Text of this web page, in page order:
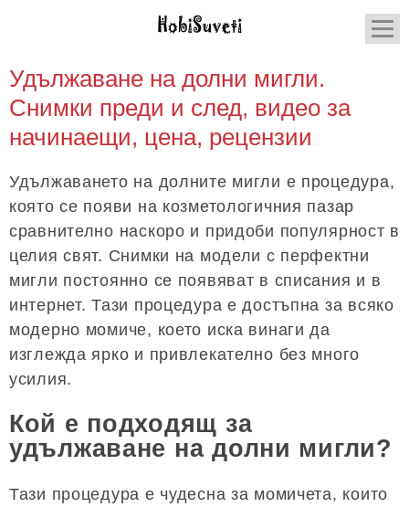
Удължаване на долни мигли.
Снимки преди и след, видео за
начинаещи, цена, рецензии
Удължаването на долните мигли е процедура,
която се появи на козметологичния пазар
сравнително наскоро и придоби популярност в
целия свят. Снимки на модели с перфектни
мигли постоянно се появяват в списания и в
интернет. Тази процедура е достъпна за всяко
модерно момиче, което иска винаги да
изглежда ярко и привлекателно без много
усилия.
Кой е подходящ за
удължаване на долни мигли?
Тази процедура е чудесна за момичета, които